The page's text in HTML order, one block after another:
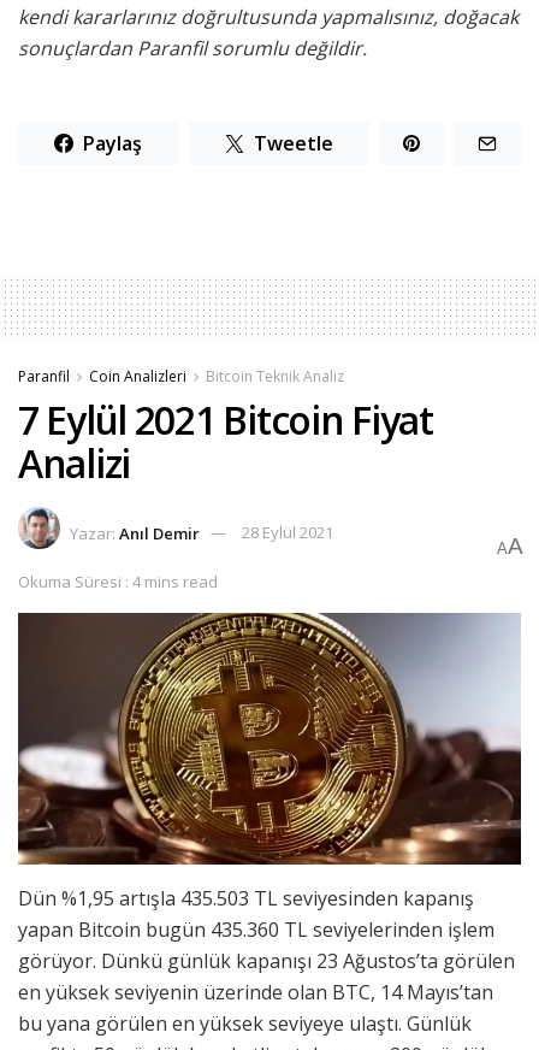
kendi kararlarınız doğrultusunda yapmalısınız, doğacak
sonuçlardan Paranfil sorumlu değildir.
Paylaş Tweetle
Paranfil Coin Analizleri Bitcoin Teknik Analiz
7 Eylül 2021 Bitcoin Fiyat
Analizi
Yazar: Anıl Demir 28 Eylül 2021
Okuma Süresi : 4 mins read
AA
Dün %1,95 artışla 435.503 TL seviyesinden kapanış
yapan Bitcoin bugün 435.360 TL seviyelerinden işlem
görüyor. Dünkü günlük kapanışı 23 Ağustos’ta görülen
en yüksek seviyenin üzerinde olan BTC, 14 Mayıs’tan
bu yana görülen en yüksek seviyeye ulaştı. Günlük